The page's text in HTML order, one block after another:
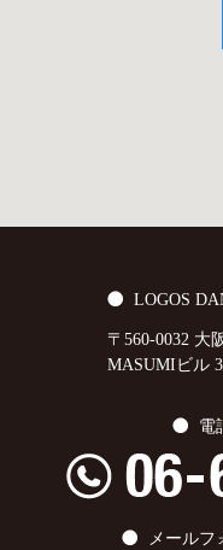
LOGOS
〒560-0032 大
MASUMIビル
電
メールフ